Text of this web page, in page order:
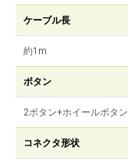
ケーブル長
約1m
ボタン
2ボタン+ホイールボタン
コネクタ形状